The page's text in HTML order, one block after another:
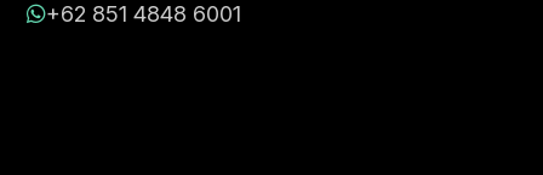
+62 851 4848 6001